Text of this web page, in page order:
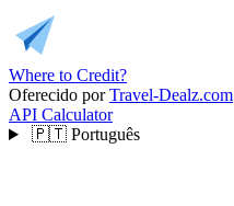
Where to Credit?
Oferecido por Travel-Dealz.com
API Calculator
🇵🇹 Português